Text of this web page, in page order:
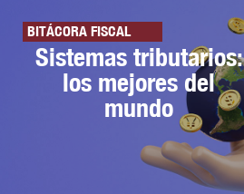
BITÁCORA FISCAL
Sistemas tributarios:
los mejores del
mundo